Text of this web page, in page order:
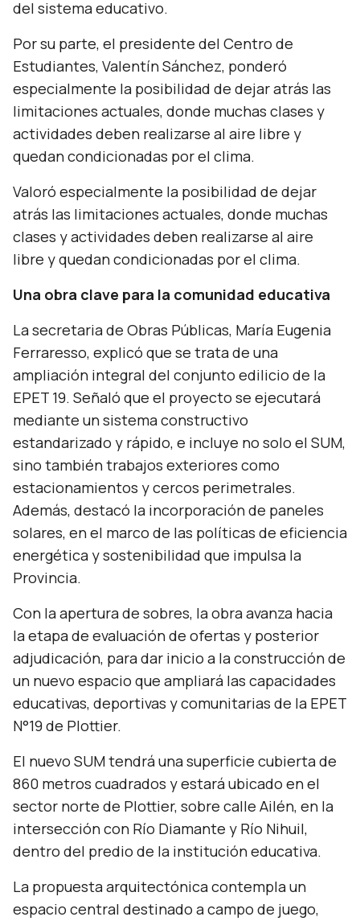
del sistema educativo.
Por su parte, el presidente del Centro de
Estudiantes, Valentín Sánchez, ponderó
especialmente la posibilidad de dejar atrás las
limitaciones actuales, donde muchas clases y
actividades deben realizarse al aire libre y
quedan condicionadas por el clima.
Valoró especialmente la posibilidad de dejar
atrás las limitaciones actuales, donde muchas
clases y actividades deben realizarse al aire
libre y quedan condicionadas por el clima.
Una obra clave para la comunidad educativa
La secretaria de Obras Públicas, María Eugenia
Ferraresso, explicó que se trata de una
ampliación integral del conjunto edilicio de la
EPET 19. Señaló que el proyecto se ejecutará
mediante un sistema constructivo
estandarizado y rápido, e incluye no solo el SUM,
sino también trabajos exteriores como
estacionamientos y cercos perimetrales.
Además, destacó la incorporación de paneles
solares, en el marco de las políticas de eficiencia
energética y sostenibilidad que impulsa la
Provincia.
Con la apertura de sobres, la obra avanza hacia
la etapa de evaluación de ofertas y posterior
adjudicación, para dar inicio a la construcción de
un nuevo espacio que ampliará las capacidades
educativas, deportivas y comunitarias de la EPET
N°19 de Plottier.
El nuevo SUM tendrá una superficie cubierta de
860 metros cuadrados y estará ubicado en el
sector norte de Plottier, sobre calle Ailén, en la
intersección con Río Diamante y Río Nihuil,
dentro del predio de la institución educativa.
La propuesta arquitectónica contempla un
espacio central destinado a campo de juego,